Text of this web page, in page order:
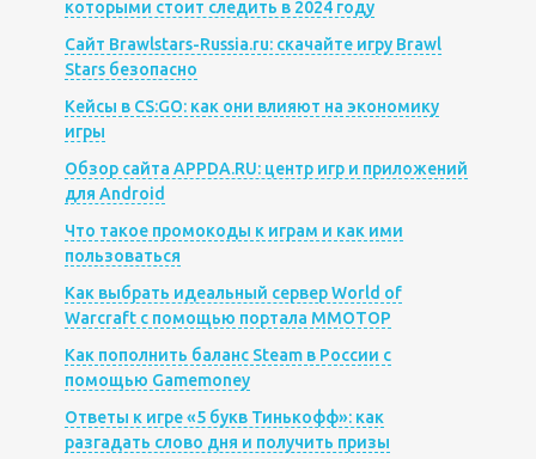
которыми стоит следить в 2024 году
Сайт Brawlstars-Russia.ru: скачайте игру Brawl
Stars безопасно
Кейсы в CS:GO: как они влияют на экономику
игры
Обзор сайта APPDA.RU: центр игр и приложений
для Android
Что такое промокоды к играм и как ими
пользоваться
Как выбрать идеальный сервер World of
Warcraft с помощью портала MMOTOP
Как пополнить баланс Steam в России с
помощью Gamemoney
Ответы к игре «5 букв Тинькофф»: как
разгадать слово дня и получить призы